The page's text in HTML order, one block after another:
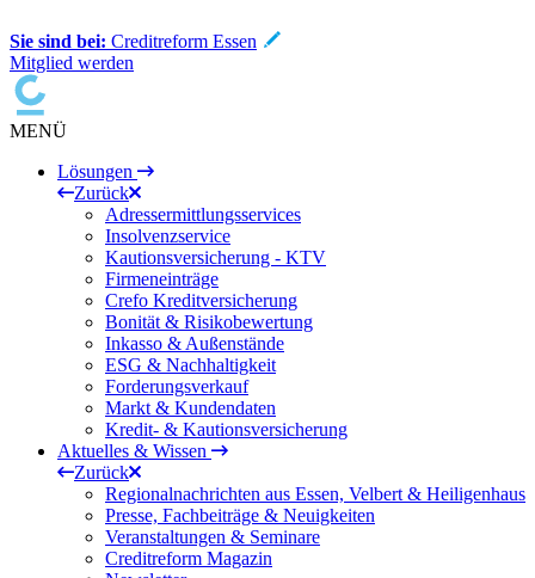
Sie sind bei: Creditreform Essen
Mitglied werden
MENÜ
Lösungen
Zurück
Adressermittlungsservices
Insolvenzservice
Kautionsversicherung - KTV
Firmeneinträge
Crefo Kreditversicherung
Bonität & Risikobewertung
Inkasso & Außenstände
ESG & Nachhaltigkeit
Forderungsverkauf
Markt & Kundendaten
Kredit- & Kautionsversicherung
Aktuelles & Wissen
Zurück
Regionalnachrichten aus Essen, Velbert & Heiligenhaus
Presse, Fachbeiträge & Neuigkeiten
Veranstaltungen & Seminare
Creditreform Magazin